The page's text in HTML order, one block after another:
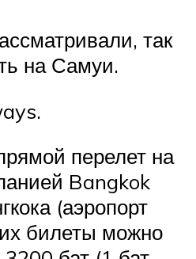
так
на Самуи.
перелет на
Bangkok
(аэропорт
билеты можно